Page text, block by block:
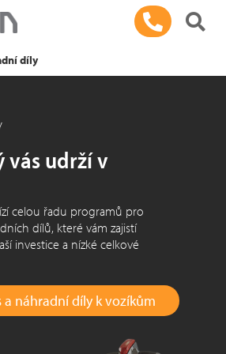
díly
vás udrží v
celou řadu programů pro
dílů, které vám zajistí
investice a nízké celkové
a náhradní díly k vozíkům